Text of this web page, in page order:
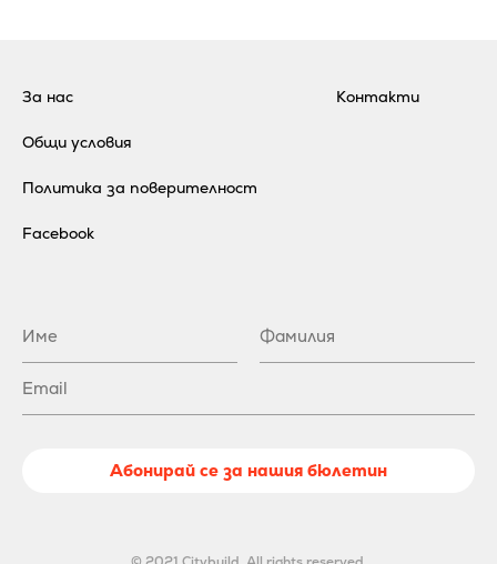
За нас
Общи условия
Политика за поверителност
Контакти
Facebook
Абонирай се за нашия бюлетин